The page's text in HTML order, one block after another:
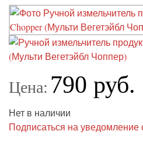
Цена: 790 руб.
Нет в наличии
Подписаться на уведомление